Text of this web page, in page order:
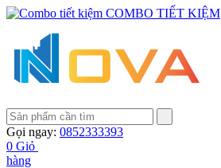
COMBO TIẾT KIỆM
Gọi ngay: 0852333393
0 Giỏ
hàng